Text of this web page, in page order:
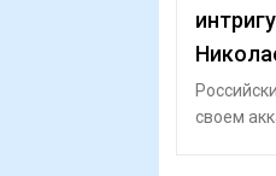
своем